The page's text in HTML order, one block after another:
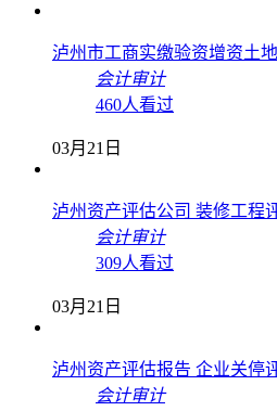
泸州市工商实缴验资增资土
会计审计
460人看过
03月21日
泸州资产评估公司 装修工程
会计审计
309人看过
03月21日
泸州资产评估报告 企业关停
会计审计